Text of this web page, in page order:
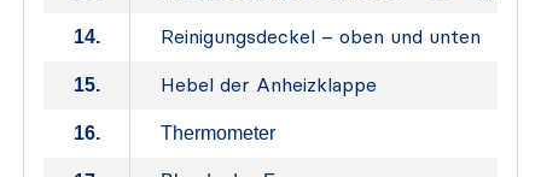
14. Reinigungsdeckel – oben und unten
15. Hebel der Anheizklappe
16. Thermometer